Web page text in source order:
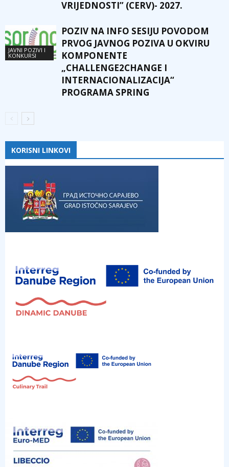
VRIJEDNOSTI” (CERV)- 2027.
JAVNI POZIVI I
KONKURSI
POZIV NA INFO SESIJU POVODOM
PRVOG JAVNOG POZIVA U OKVIRU
KOMPONENTE
„CHALLENGE2CHANGE I
INTERNACIONALIZACIJA“
PROGRAMA SPRING
KORISNI LINKOVI